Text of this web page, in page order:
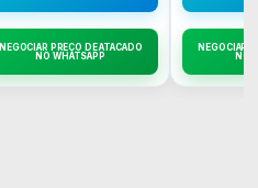
NEGOCIAR PREÇO DE ATACADO
NO WHATSAPP
NEGOCIAR
NO